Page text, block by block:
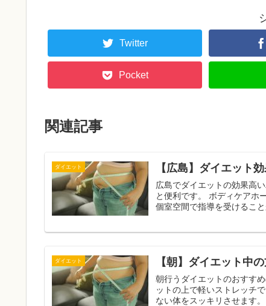
Twitter
Pocket
関連記事
ダイエット 【広島】ダイエット
広島でダイエットの効果高
と便利です。 ボディケアホームは運動が苦手な人でも、痩せられるように支えてくれますし、
個室空間で指導を受けるこ
ダイエット 【朝】ダイエット中
朝行うダイエットのおすすめのメ
ットの上で軽いストレッチ